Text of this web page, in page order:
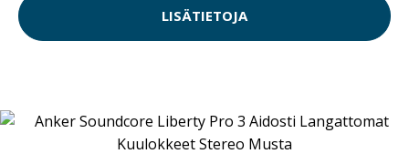
LISÄTIETOJA